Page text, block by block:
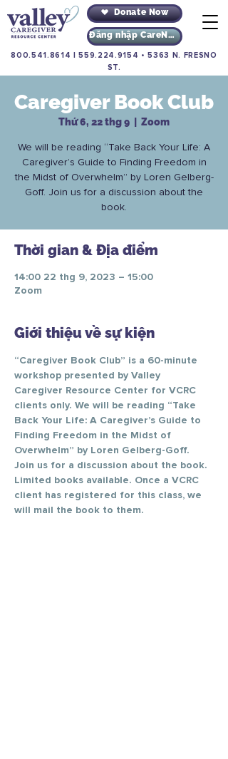
Donate Now
Đăng nhập CareNav
800.541.8614 |559.224.9154 •5363 N. FRESNO
ST.
Caregiver Book Club
Thứ 6, 22 thg 9 Zoom
We will be reading “Take Back Your Life: A
Caregiver’s Guide to Finding Freedom in
the Midst of Overwhelm” by Loren Gelberg-
Goff. Join us for a discussion about the
book.
Thời gian & Địa điểm
14:00 22 thg 9, 2023 – 15:00
Zoom
Giới thiệu về sự kiện
“Caregiver Book Club” is a 60-minute
workshop presented by Valley
Caregiver Resource Center for VCRC
clients only. We will be reading “Take
Back Your Life: A Caregiver’s Guide to
Finding Freedom in the Midst of
Overwhelm” by Loren Gelberg-Goff.
Join us for a discussion about the book.
Limited books available. Once a VCRC
client has registered for this class, we
will mail the book to them.